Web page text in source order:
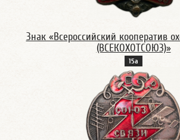
Знак «Всероссийский кооператив
(ВСЕКОХОТСОЮЗ)»
15а